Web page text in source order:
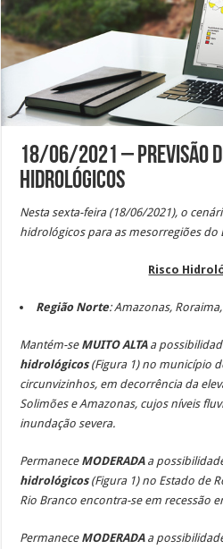
18/06/2021 – Previsão
Hidrológicos
Nesta sexta-feira (18/06/2021), o
hidrológicos para as mesorregiões do
Risco
Região Norte: Amazonas, Roraima,
Mantém-se MUITO ALTA a
hidrológicos(Figura 1) no município
circunvizinhos, em decorrência da
Solimões e Amazonas, cujos níveis
inundação severa.
Permanece MODERADAa
hidrológicos(Figura 1) no Estado de
Rio Branco encontra-se em recessão
Permanece MODERADAa